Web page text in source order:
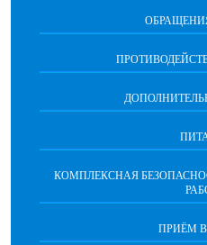
КОМПЛЕКСНАЯ
ПРИЁМ В